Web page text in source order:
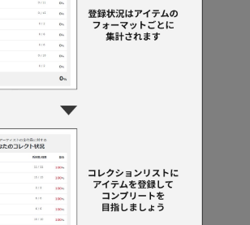
Mr.ビーン・アルバム